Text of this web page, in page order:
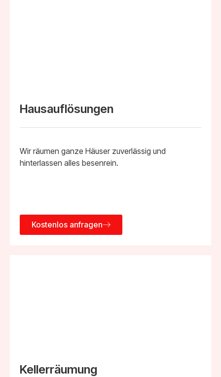
Hausauflösungen
Wir räumen ganze Häuser zuverlässig und
hinterlassen alles besenrein.
Kostenlos anfragen
Kellerräumung